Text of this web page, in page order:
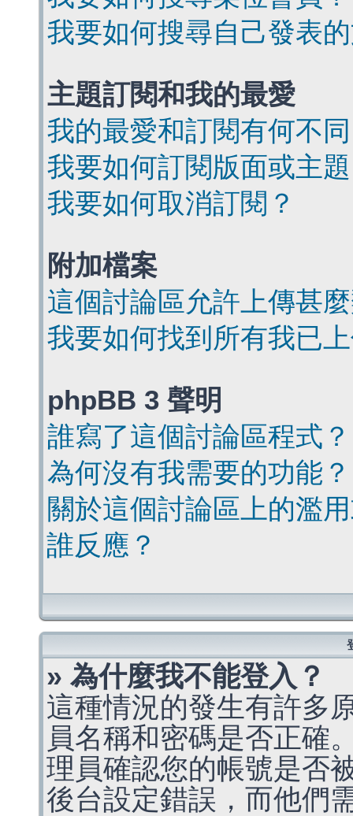
我要如何搜尋自己發表
主題訂閱和我的最愛
我的最愛和訂閱有何不
我要如何訂閱版面或主
我要如何取消訂閱？
附加檔案
這個討論區允許上傳甚
我要如何找到所有我已
phpBB 3 聲明
誰寫了這個討論區程式？
為何沒有我需要的功能？
關於這個討論區上的濫
誰反應？
» 為什麼我不能登入？
這種情況的發生有許多
員名稱和密碼是否正確
理員確認您的帳號是否
後台設定錯誤，而他們